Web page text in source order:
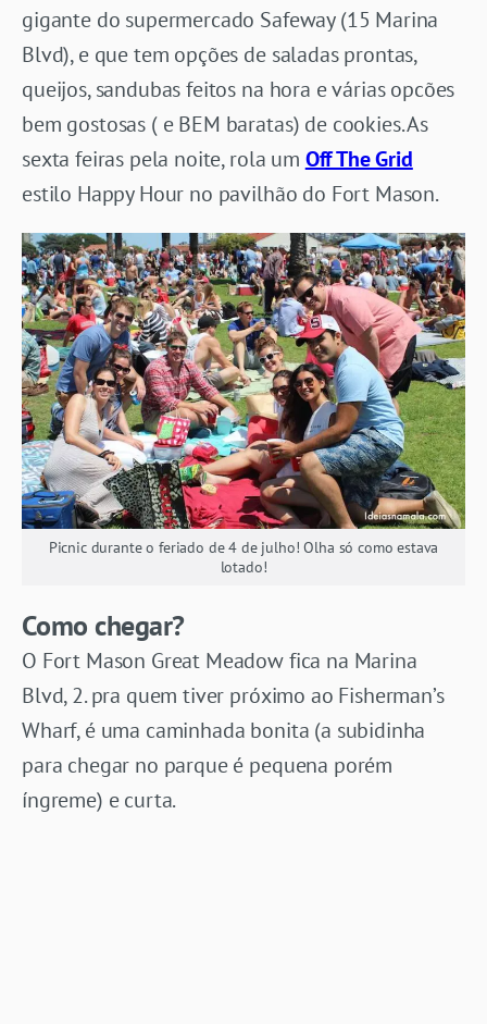
gigante do supermercado Safeway (15 Marina
Blvd), e que tem opções de saladas prontas,
queijos, sandubas feitos na hora e várias opcões
bem gostosas ( e BEM baratas) de cookies. As
sexta feiras pela noite, rola um Off The Grid
estilo Happy Hour no pavilhão do Fort Mason.
Picnic durante o feriado de 4 de julho! Olha só como estava
lotado!
Como chegar?
O Fort Mason Great Meadow fica na Marina
Blvd, 2. pra quem tiver próximo ao Fisherman’s
Wharf, é uma caminhada bonita (a subidinha
para chegar no parque é pequena porém
íngreme) e curta.